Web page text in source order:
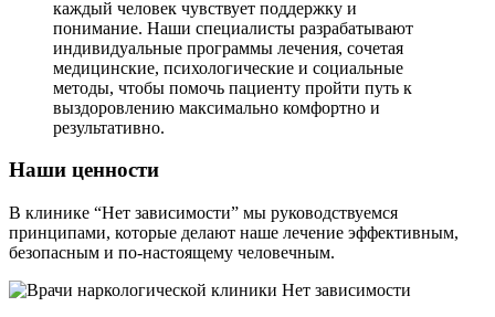
каждый человек чувствует поддержку и
понимание. Наши специалисты разрабатывают
индивидуальные программы лечения, сочетая
медицинские, психологические и социальные
методы, чтобы помочь пациенту пройти путь к
выздоровлению максимально комфортно и
результативно.
Наши ценности
В клинике “Нет зависимости” мы руководствуемся
принципами, которые делают наше лечение эффективным,
безопасным и по-настоящему человечным.